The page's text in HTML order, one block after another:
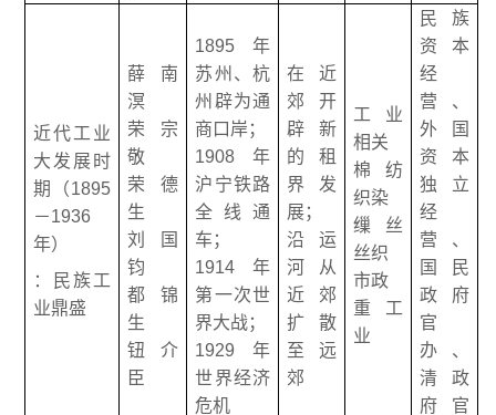
近代工业
大发展时
期（1895
－1936
年）
：民族工
业鼎盛
薛南
溟
荣宗
敬
荣德
生
刘国
钧
都锦
生
钮介
臣
1895年
苏州、杭
州辟为通
商口岸；
1908年
沪宁铁路
全线通
车；
1914年
第一次世
界大战；
1929年
世界经济
危机
在近
郊开
辟新
的租
界发
展；
沿运
河从
近郊
扩散
至远
郊
工业
相关
棉纺
织染
缫丝
丝织
市政
重工
业
民族
资本
经
营、
外国
资本
独立
经
营、
国民
政府
官
办、
清政
府官